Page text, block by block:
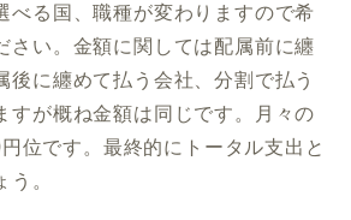
べる国、職種が変わりますので希
さい。金額に関しては配属前に纏
後に纏めて払う会社、分割で払う
すが概ね金額は同じです。月々の
位です。最終的にトータル支出と
う。